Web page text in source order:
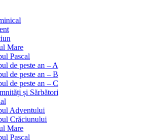
Mare
Pascal
de peste an – A
de peste an – B
de peste an – C
și Sărbători
Adventului
Crăciunului
Mare
Pascal